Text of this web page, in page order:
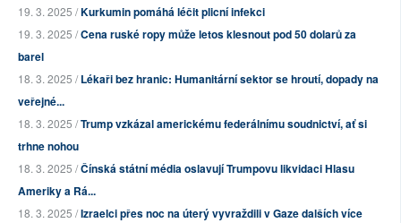
19. 3. 2025 /Kurkumin pomáhá léčit plicní infekci
19. 3. 2025 /Cena ruské ropy může letos klesnout pod 50 dolarů za
barel
18. 3. 2025 /Lékaři bez hranic: Humanitární sektor se hroutí, dopady na
veřejné...
18. 3. 2025 /Trump vzkázal americkému federálnímu soudnictví, ať si
trhne nohou
18. 3. 2025 /Čínská státní média oslavují Trumpovu likvidaci Hlasu
Ameriky a Rá...
18. 3. 2025 /Izraelci přes noc na úterý vyvraždili v Gaze dalších více